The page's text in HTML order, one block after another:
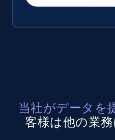
当社がデータを
客様は他の業